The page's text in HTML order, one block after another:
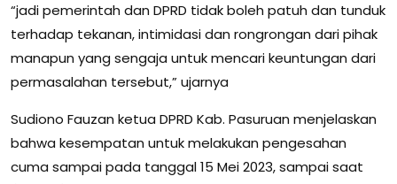
“jadi pemerintah dan DPRD tidak boleh patuh dan tunduk
terhadap tekanan, intimidasi dan rongrongan dari pihak
manapun yang sengaja untuk mencari keuntungan dari
permasalahan tersebut,” ujarnya
Sudiono Fauzan ketua DPRD Kab. Pasuruan menjelaskan
bahwa kesempatan untuk melakukan pengesahan
cuma sampai pada tanggal 15 Mei 2023, sampai saat